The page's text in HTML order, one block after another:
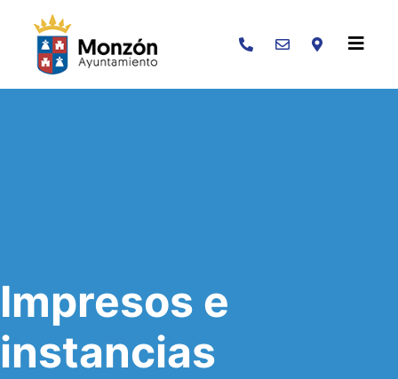
Buscar
Impresos e
instancias